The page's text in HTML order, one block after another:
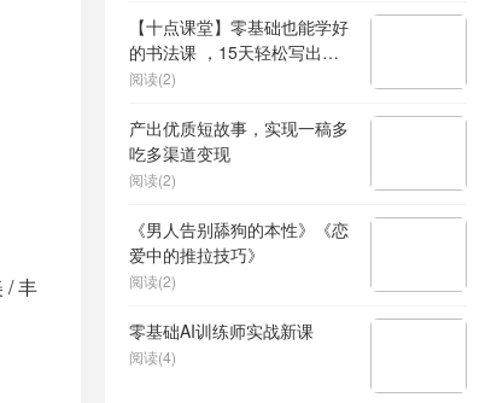
/ 丰
【十点课堂】零基础也能学好
的书法课 ，15天轻松写出漂
亮人生
阅读(2)
产出优质短故事，实现一稿多
吃多渠道变现
阅读(2)
《男人告别舔狗的本性》《恋
爱中的推拉技巧》
阅读(2)
零基础AI训练师实战新课
阅读(4)